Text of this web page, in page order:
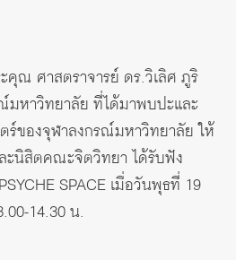
ณ ศาสตราจารย์ ดร.วิเลิศ ภูริ
มหาวิทยาลัย ที่ได้มาพบปะและ
ร์ของจุฬาลงกรณ์มหาวิทยาลัย ให้
ะนิสิตคณะจิตวิทยา ได้รับฟัง
SPACE เมื่อวันพุธที่ 19
14.30 น.